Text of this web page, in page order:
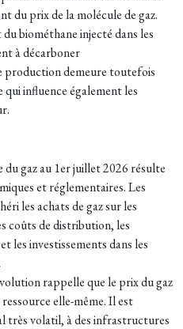
du prix de la molécule de gaz.
biométhane injecté dans les
à décarboner
production demeure toutefois
qui influence également les
du gaz au 1er juillet 2026 résulte
et réglementaires. Les
les achats de gaz sur les
coûts de distribution, les
les investissements dans les
rappelle que le prix du gaz
elle-même. Il est
très volatil, à des infrastructures